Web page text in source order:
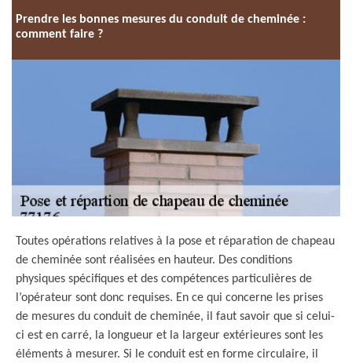
Prendre les bonnes mesures du conduit de cheminée :
comment faire ?
Toutes opérations relatives à la pose et réparation de chapeau
de cheminée sont réalisées en hauteur. Des conditions
physiques spécifiques et des compétences particulières de
l’opérateur sont donc requises. En ce qui concerne les prises
de mesures du conduit de cheminée, il faut savoir que si celui-
ci est en carré, la longueur et la largeur extérieures sont les
éléments à mesurer. Si le conduit est en forme circulaire, il